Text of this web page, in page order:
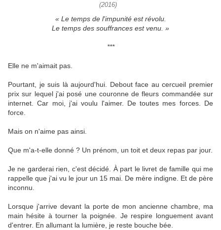
(2016)
« Le temps de l'impunité est révolu.
Le temps des souffrances est venu. »
***
Elle ne m'aimait pas.
Pourtant, je suis là aujourd'hui. Debout face au cercueil premier
prix sur lequel j'ai posé une couronne de fleurs commandée sur
internet. Car moi, j'ai voulu l'aimer. De toutes mes forces. De
force.
Mais on n'aime pas ainsi.
Que m'a-t-elle donné ? Un prénom, un toit et deux repas par jour.
Je ne garderai rien, c'est décidé. À part le livret de famille qui me
rappelle que j'ai vu le jour un 15 mai. De mère indigne. Et de père
inconnu.
Lorsque j'arrive devant la porte de mon ancienne chambre, ma
main hésite à tourner la poignée. Je respire longuement avant
d'entrer. En allumant la lumière, je reste bouche bée.